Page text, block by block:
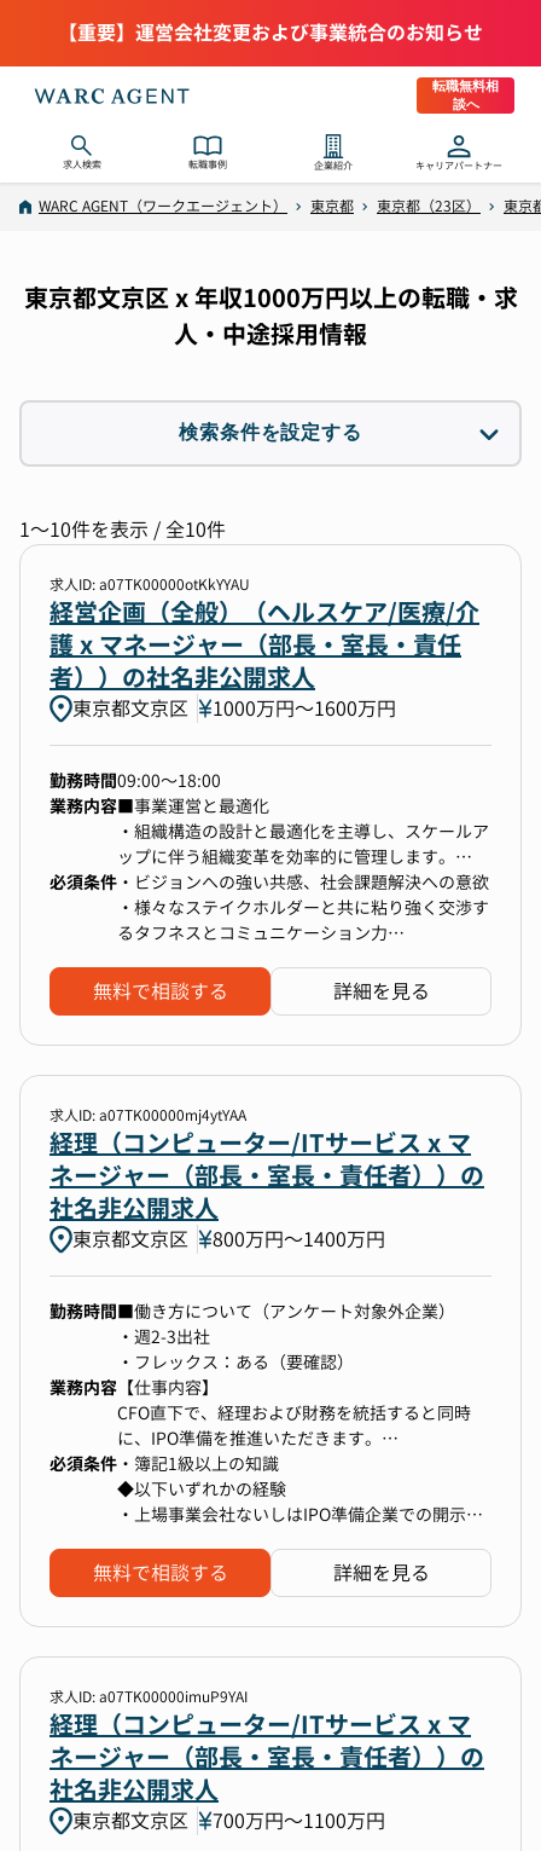
【重要】運営会社変更および事業統合のお知らせ
転職無料相
談へ
求人検索 転職事例 企業紹介 キャリアパートナー
WARC AGENT（ワークエージェント） 東京都 東京都（23区） 東京
東京都文京区 x 年収1000万円以上の転職・求
人・中途採用情報
検索条件を設定する
選択なし
勤務地
1件選択
年収
検索する
選択中の条件 すべてクリア
東京都文京区 1000万円以上〜上限なし
1〜10件を表示 / 全10件
求人ID: a07TK00000otKkYYAU
経営企画（全般）（ヘルスケア/医療/介
護 x マネージャー（部長・室長・責任
者））の社名非公開求人
東京都文京区 1000万円〜1600万円
勤務時間09:00～18:00
業務内容■事業運営と最適化
・組織構造の設計と最適化を主導し、スケールア
ップに伴う組織変革を効率的に管理します。
・運営効率の向上を目指し、業務プロセスの自動
化および改善提案を推進し、全社的な生産性の向
上を図ります。
■プロダクト開発と市場戦略
各チャネルごとの売上目標を設定し、達成に向け
た戦略を実行します。
・市場からのフィードバックを経営層と共に、製
品開発と市場戦略の連携へ落とし込み、強化しま
す。
・多様なバックグラウンドを持つチームメンバー
を指導し、チームワークと協力を促進する文化を
育てます。
・高い当事者意識とリーダーシップでチームを鼓
舞し、組織全体のモチベーションとエンゲージメ
ントを高めます。
※弊社はオンボードシステムが充実しており、文
系出身者は数名ですので、文系の方もご安心いた
だいた上ご応募ください！（出身企業もバラバラ
＜具体的な業務内容＞
・戦略立案と実行： 全市場にわたる事業戦略の
策定及び実行をリードし、事業の方向性を定めま
す。
・パフォーマンス管理： KGI/KPIに基づいたパフ
ォーマンス評価を行い、戦略の修正や改善を積極
必須条件 ・ビジョンへの強い共感、社会課題解決への意欲
・様々なステイクホルダーと共に粘り強く交渉す
るタフネスとコミュニケーション力
経験（商材/業界問わず）
・数字/データを元に論理的に考え、組織単位で
・スタートアップで事業責任者のご経験
・コンサルティング会社や事業会社における事業
戦略策定・新規事業立ち上げの責任者の経験
・総合商社・専門商社などにおいてプロジェクト
責任者の経験
・製造業におけるトップティア顧客とのアライア
無料で相談する 詳細を見る
求人ID: a07TK00000mj4ytYAA
経理（コンピューター/ITサービス x マ
ネージャー（部長・室長・責任者））の
社名非公開求人
東京都文京区 800万円〜1400万円
勤務時間■働き方について（アンケート対象外企業）
・週2-3出社
・フレックス：ある（要確認）
業務内容 【仕事内容】
CFO直下で、経理および財務を統括すると同時
に、IPO準備を推進いただきます。
以下のような業務を中心にお任せします。
・日本親会社に係る決算関連業務（月次、四半
期、年次）の統括、開示資料の作成
告対応・監査法人対応
・IPO審査対応（証券会社等との折衝）
【魅力】
・IPO準備を進めるスタートアップで、経理・財
務、上場準備、経営企画といった幅広い業務を経
験することができます。
必須条件 ・簿記1級以上の知識
◆以下いずれかの経験
・上場事業会社ないしはIPO準備企業での開示資
・監査法人での監査実務経験5年以上
無料で相談する 詳細を見る
求人ID: a07TK00000imuP9YAI
経理（コンピューター/ITサービス x マ
ネージャー（部長・室長・責任者））の
社名非公開求人
東京都文京区 700万円〜1100万円